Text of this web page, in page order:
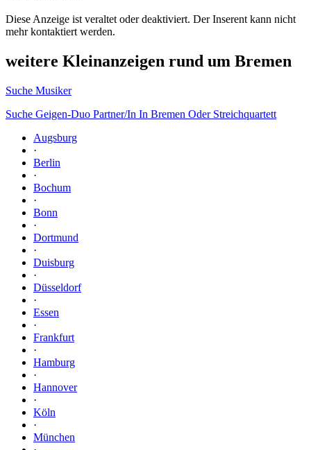
Diese Anzeige ist veraltet oder deaktiviert. Der Inserent kann nicht
mehr kontaktiert werden.
weitere Kleinanzeigen rund um Bremen
Suche Musiker
Suche Geigen-Duo Partner/In In Bremen Oder Streichquartett
Augsburg
·
Berlin
·
Bochum
·
Bonn
·
Dortmund
·
Duisburg
·
Düsseldorf
·
Essen
·
Frankfurt
·
Hamburg
·
Hannover
·
Köln
·
München